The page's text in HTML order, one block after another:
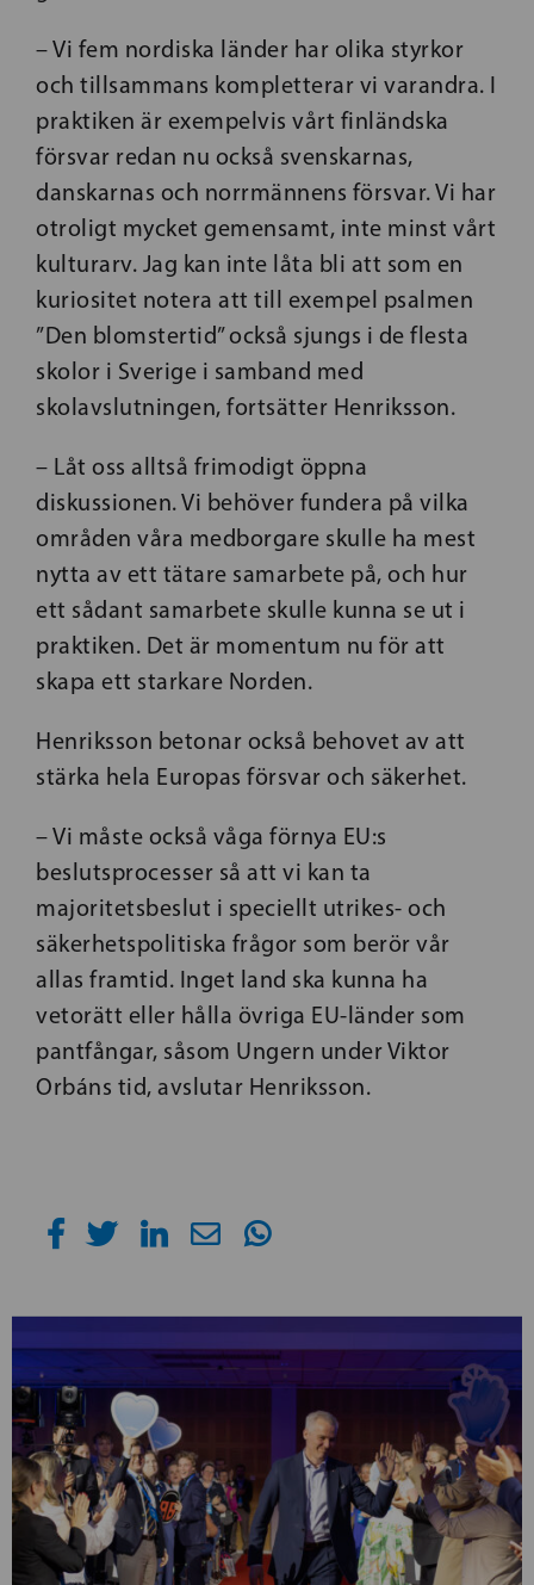
– Vi fem nordiska länder har olika styrkor
och tillsammans kompletterar vi varandra. I
praktiken är exempelvis vårt finländska
försvar redan nu också svenskarnas,
danskarnas och norrmännens försvar. Vi har
otroligt mycket gemensamt, inte minst vårt
kulturarv. Jag kan inte låta bli att som en
kuriositet notera att till exempel psalmen
”Den blomstertid” också sjungs i de flesta
skolor i Sverige i samband med
skolavslutningen, fortsätter Henriksson.
– Låt oss alltså frimodigt öppna
diskussionen. Vi behöver fundera på vilka
områden våra medborgare skulle ha mest
nytta av ett tätare samarbete på, och hur
ett sådant samarbete skulle kunna se ut i
praktiken. Det är momentum nu för att
skapa ett starkare Norden.
Henriksson betonar också behovet av att
stärka hela Europas försvar och säkerhet.
– Vi måste också våga förnya EU:s
beslutsprocesser så att vi kan ta
majoritetsbeslut i speciellt utrikes- och
säkerhetspolitiska frågor som berör vår
allas framtid. Inget land ska kunna ha
vetorätt eller hålla övriga EU-länder som
pantfångar, såsom Ungern under Viktor
Orbáns tid, avslutar Henriksson.